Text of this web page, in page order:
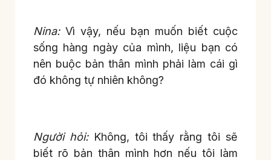
Nina:Vì vậy, nếu bạn muốn biết cuộc
sống hàng ngày của mình, liệu bạn có
nên buộc bản thân mình phải làm cái gì
đó không tự nhiên không?
Người hỏi:Không, tôi thấy rằng tôi sẽ
biết rõ bản thân mình hơn nếu tôi làm